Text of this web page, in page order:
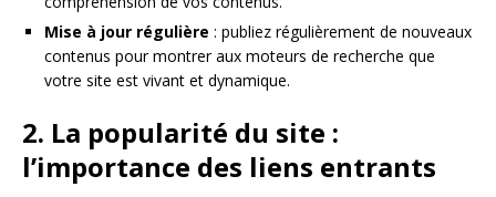
Mise à jour régulière : publiez régulièrement de nouveaux
contenus pour montrer aux moteurs de recherche que
votre site est vivant et dynamique.
2. La popularité du site :
l’importance des liens entrants